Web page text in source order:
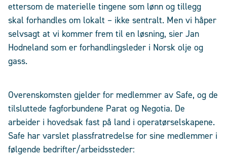
ettersom de materielle tingene som lønn og tillegg
skal forhandles om lokalt – ikke sentralt. Men vi håper
selvsagt at vi kommer frem til en løsning, sier Jan
Hodneland som er forhandlingsleder i Norsk olje og
gass.
Overenskomsten gjelder for medlemmer av Safe, og de
tilsluttede fagforbundene Parat og Negotia. De
arbeider i hovedsak fast på land i operatørselskapene.
Safe har varslet plassfratredelse for sine medlemmer i
følgende bedrifter/arbeidssteder: